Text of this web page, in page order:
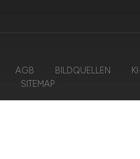
AGB BILDQUELLEN
SITEMAP